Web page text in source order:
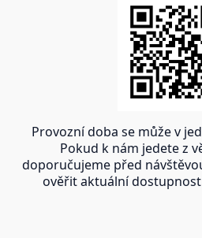
Provozní doba se může v
Pokud k nám jedete z
doporučujeme před
ověřit aktuální dostupnost